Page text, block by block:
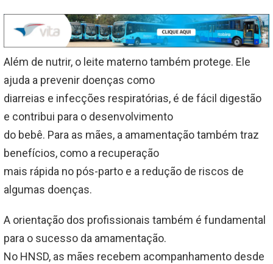
Além de nutrir, o leite materno também protege. Ele
ajuda a prevenir doenças como
diarreias e infecções respiratórias, é de fácil digestão
e contribui para o desenvolvimento
do bebê. Para as mães, a amamentação também traz
benefícios, como a recuperação
mais rápida no pós-parto e a redução de riscos de
algumas doenças.
A orientação dos profissionais também é fundamental
para o sucesso da amamentação.
No HNSD, as mães recebem acompanhamento desde